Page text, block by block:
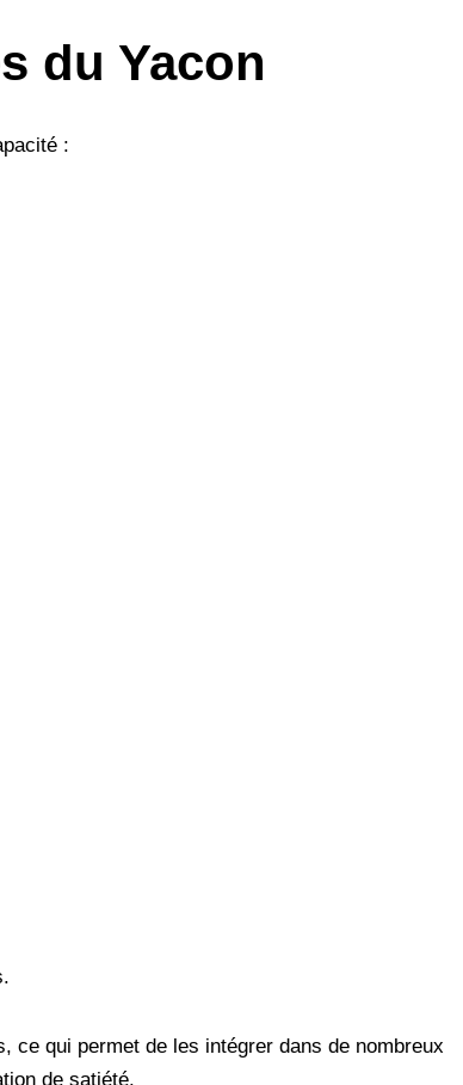
du Yacon
:
ce qui permet de les intégrer dans de nombreux
de satiété.